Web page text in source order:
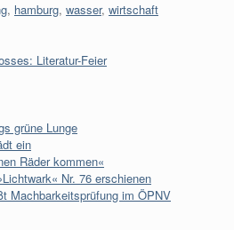
, hamburg, wasser, wirtschaft
Literatur-Feier
grüne Lunge
ein
Räder kommen«
Nr. 76 erschienen
Machbarkeitsprüfung im ÖPNV